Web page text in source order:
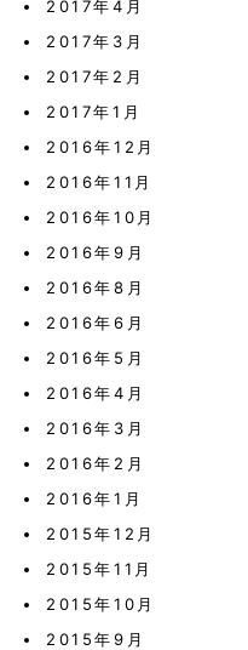
2017年4月
2017年3月
2017年2月
2017年1月
2016年12月
2016年11月
2016年10月
2016年9月
2016年8月
2016年6月
2016年5月
2016年4月
2016年3月
2016年2月
2016年1月
2015年12月
2015年11月
2015年10月
2015年9月